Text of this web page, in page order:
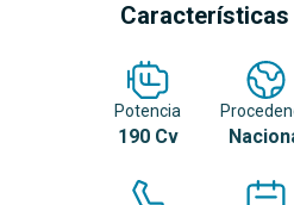
Potencia
190 Cv